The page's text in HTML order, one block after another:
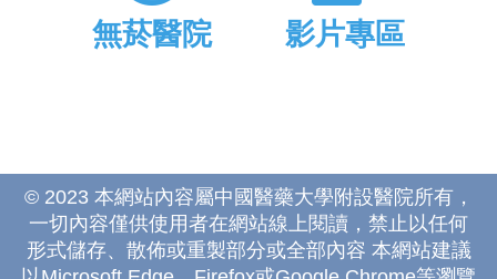
無菸醫院 影片專區
© 2023 本網站內容屬中國醫藥大學附設醫院所有，
一切內容僅供使用者在網站線上閱讀，禁止以任何
形式儲存、散佈或重製部分或全部內容 本網站建議